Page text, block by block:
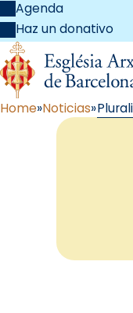
Agenda
Haz un donativo
Home Noticias